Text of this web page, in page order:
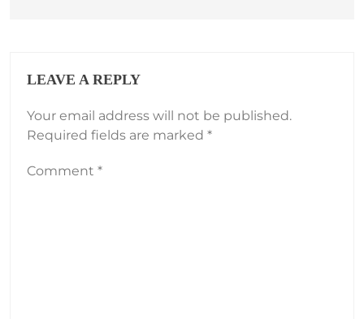
LEAVE A REPLY
Your email address will not be published.
Required fields are marked *
Comment *